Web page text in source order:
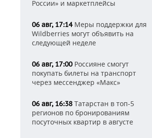
России» и маркетплейсы
06 авг, 17:14Меры поддержки для
Wildberries могут объявить на
следующей неделе
06 авг, 17:00Россияне смогут
покупать билеты на транспорт
через мессенджер «Макс»
06 авг, 16:38 Татарстан в топ-5
регионов по бронированиям
посуточных квартир в августе